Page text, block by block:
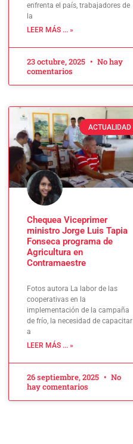
enfrenta el país, trabajadores de
la
LEER MÁS ... »
23 octubre, 2025
No hay
comentarios
ACTUALIDAD
Chequea Viceprimer
ministro Jorge Luis Tapia
Fonseca programa de
Agricultura en
Contramaestre
Fotos autora La labor de las
cooperativas en la
implementación de la campaña
de frío, la necesidad de capacitar
a
LEER MÁS ... »
26 septiembre, 2025
No
hay comentarios